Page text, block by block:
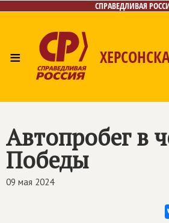
СПРАВЕДЛИВАЯ
≡
Автопробег в
Победы
09 мая 2024